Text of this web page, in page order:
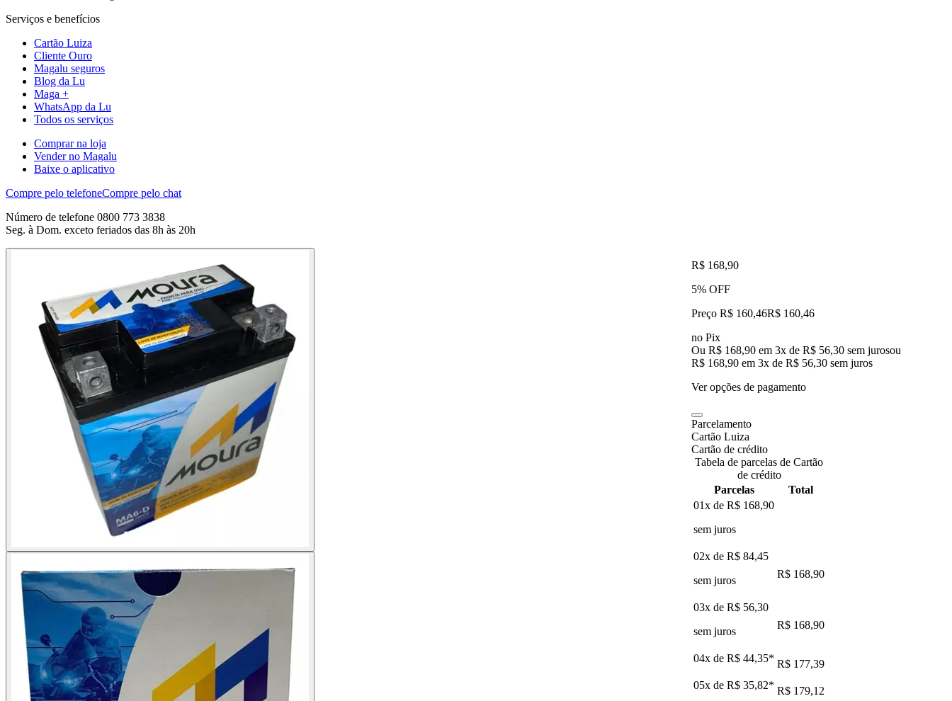
Serviços e benefícios
Cartão Luiza
Cliente Ouro
Magalu seguros
Blog da Lu
Maga +
WhatsApp da Lu
Todos os serviços
Comprar na loja
Vender no Magalu
Baixe o aplicativo
Compre pelo telefoneCompre pelo chat
Número de telefone 0800 773 3838
Seg. à Dom. exceto feriados das 8h às 20h
R$ 168,90
5% OFF
Preço R$ 160,46R$ 160,46
no Pix
Ou R$ 168,90 em 3x de R$ 56,30 sem jurosou
R$ 168,90 em 3x de R$ 56,30 sem juros
Ver opções de pagamento
Parcelamento
Cartão Luiza
Cartão de crédito
Tabela de parcelas de Cartão
de crédito
Parcelas
Total
01x de R$ 168,90
sem juros
02x de R$ 84,45
sem juros
R$ 168,90
03x de R$ 56,30
sem juros
R$ 168,90
04x de R$ 44,35* R$ 177,39
05x de R$ 35,82* R$ 179,12